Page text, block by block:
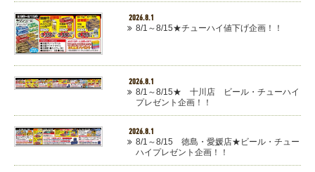
2026.8.1
8/1～8/15★チューハイ値下げ企画！！
2026.8.1
8/1～8/15★ 十川店 ビール・チューハイ
プレゼント企画！！
2026.8.1
8/1～8/15 徳島・愛媛店★ビール・チュー
ハイプレゼント企画！！